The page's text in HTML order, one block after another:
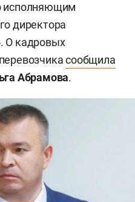
исполняющим
директора
О кадровых
сообщила
Абрамова.